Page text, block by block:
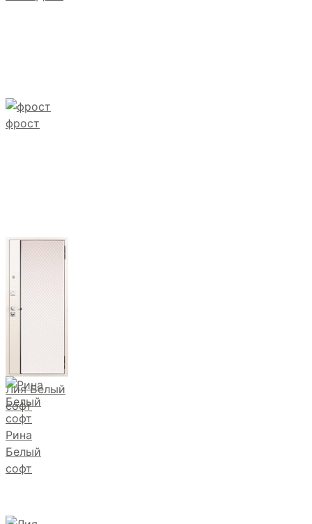
фрост
Лия Белый
софт
Рина
Белый
софт